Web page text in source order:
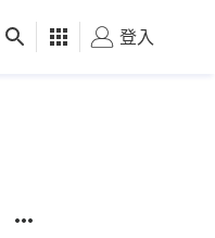
健康 好食玩飛
登入